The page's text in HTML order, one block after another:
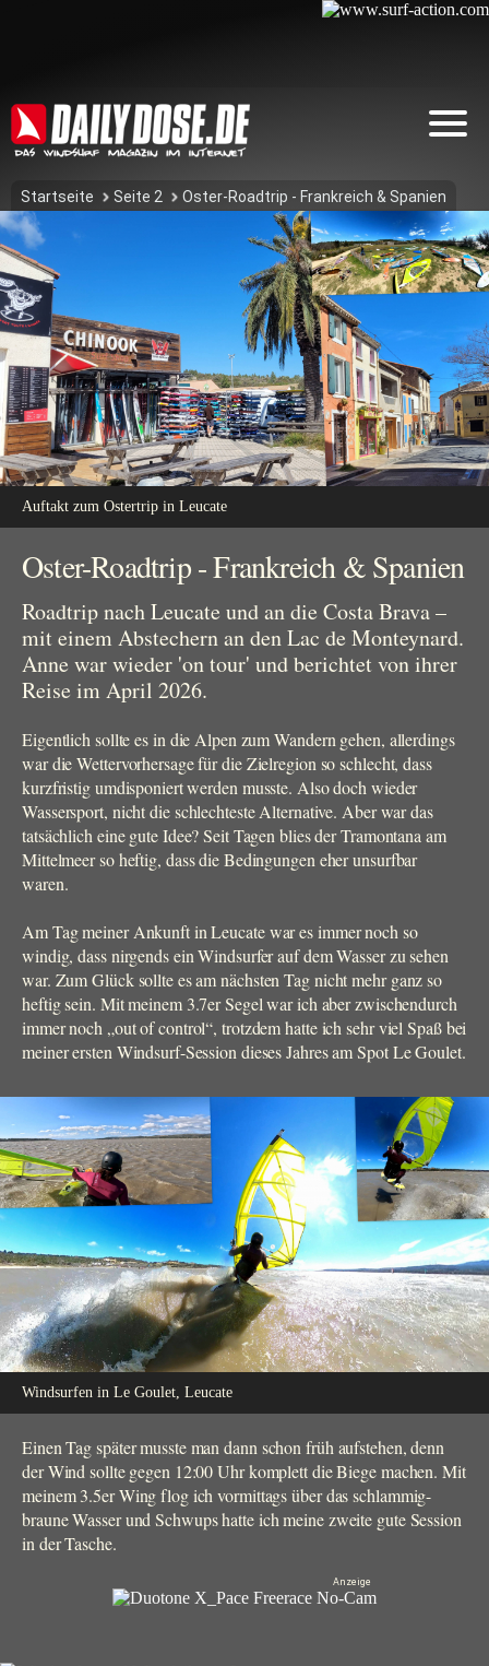
Startseite Seite 2 Oster-Roadtrip - Frankreich & Spanien
Auftakt zum Ostertrip in Leucate
Oster-Roadtrip - Frankreich & Spanien
Roadtrip nach Leucate und an die Costa Brava –
mit einem Abstechern an den Lac de Monteynard.
Anne war wieder 'on tour' und berichtet von ihrer
Reise im April 2026.
Eigentlich sollte es in die Alpen zum Wandern gehen, allerdings
war die Wettervorhersage für die Zielregion so schlecht, dass
kurzfristig umdisponiert werden musste. Also doch wieder
Wassersport, nicht die schlechteste Alternative. Aber war das
tatsächlich eine gute Idee? Seit Tagen blies der Tramontana am
Mittelmeer so heftig, dass die Bedingungen eher unsurfbar
waren.
Am Tag meiner Ankunft in Leucate war es immer noch so
windig, dass nirgends ein Windsurfer auf dem Wasser zu sehen
war. Zum Glück sollte es am nächsten Tag nicht mehr ganz so
heftig sein. Mit meinem 3.7er Segel war ich aber zwischendurch
immer noch „out of control“, trotzdem hatte ich sehr viel Spaß bei
meiner ersten Windsurf-Session dieses Jahres am Spot Le Goulet.
Windsurfen in Le Goulet, Leucate
Einen Tag später musste man dann schon früh aufstehen, denn
der Wind sollte gegen 12:00 Uhr komplett die Biege machen. Mit
meinem 3.5er Wing flog ich vormittags über das schlammig-
braune Wasser und Schwups hatte ich meine zweite gute Session
in der Tasche.